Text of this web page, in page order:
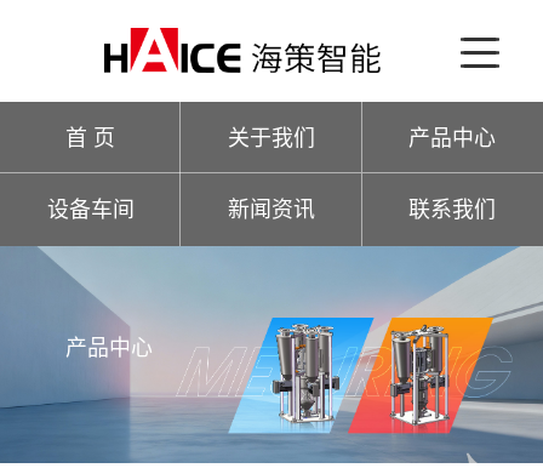
首 页 关于我们 产品中心
设备车间 新闻资讯 联系我们
产品中心